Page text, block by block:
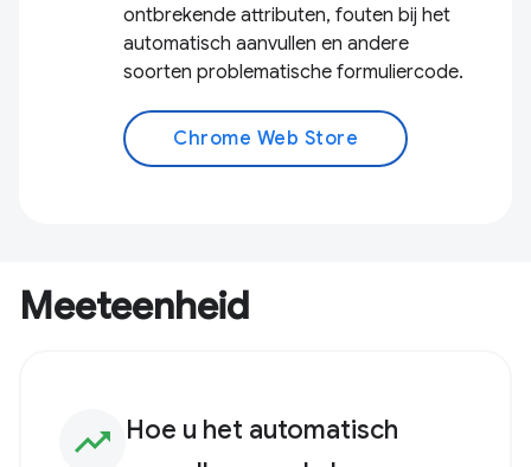
ontbrekende attributen, fouten bij het
automatisch aanvullen en andere
soorten problematische formuliercode.
Chrome Web Store
Meeteenheid
trending_up Hoe u het automatisch